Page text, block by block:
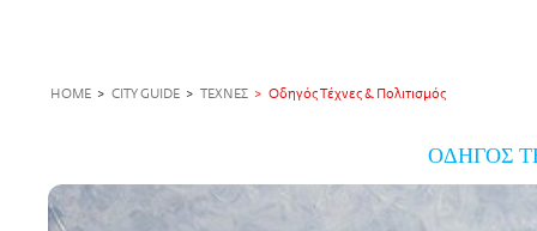
HOME CITY GUIDE ΤΕΧΝΕΣ Οδηγός Τέχνες & Πολιτισμός
ΟΔΗΓΟΣ